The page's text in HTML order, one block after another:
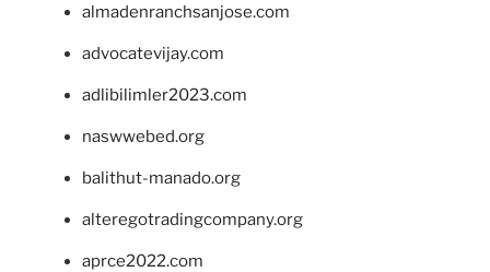
almadenranchsanjose.com
advocatevijay.com
adlibilimler2023.com
naswwebed.org
balithut-manado.org
alteregotradingcompany.org
aprce2022.com